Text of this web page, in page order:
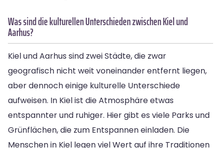
Was sind die kulturellen Unterschieden zwischen Kiel und
Aarhus?
Kiel und Aarhus sind zwei Städte, die zwar
geografisch nicht weit voneinander entfernt liegen,
aber dennoch einige kulturelle Unterschiede
aufweisen. In Kiel ist die Atmosphäre etwas
entspannter und ruhiger. Hier gibt es viele Parks und
Grünflächen, die zum Entspannen einladen. Die
Menschen in Kiel legen viel Wert auf ihre Traditionen